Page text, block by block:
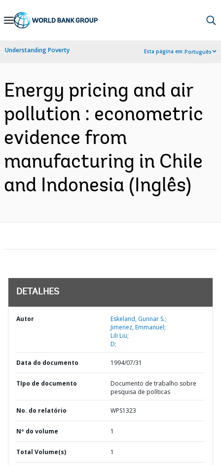
Skip
Navigation
Understanding Poverty Esta página em:Português
Energy pricing and air
pollution : econometric
evidence from
manufacturing in Chile
and Indonesia (Inglês)
DETALHES
Autor
Eskeland, Gunnar S.;
Jimenez, Emmanuel;
Lili Liu;
D;
Data do documento 1994/07/31
TIpo de documento
Documento de trabalho sobre
pesquisa de políticas
No. do relatório WPS1323
Nº do volume 1
Total Volume(s) 1